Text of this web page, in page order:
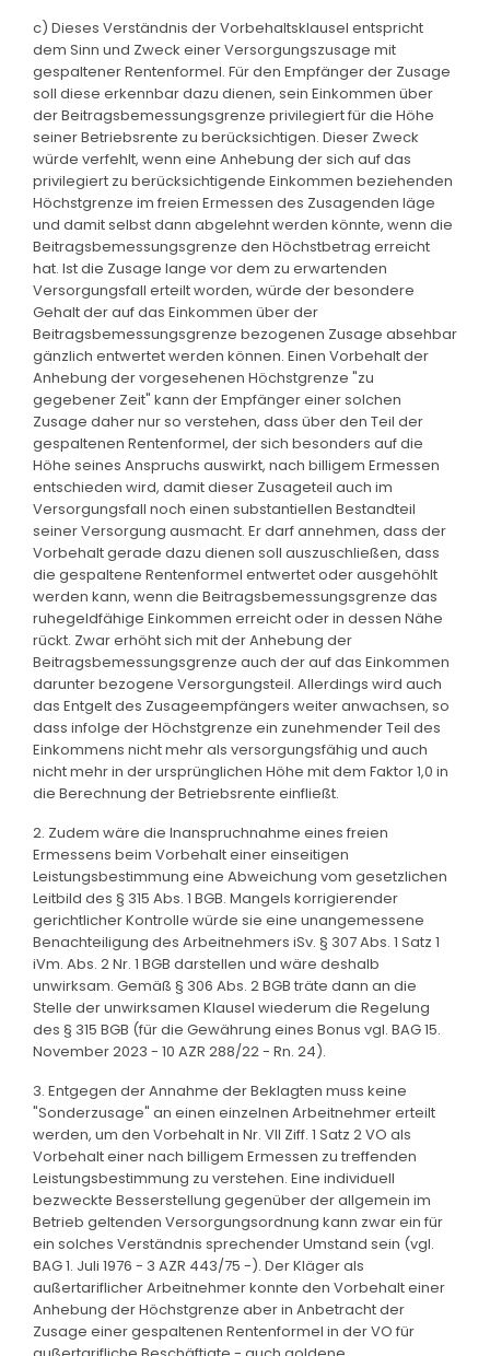
c) Dieses Verständnis der Vorbehaltsklausel entspricht
dem Sinn und Zweck einer Versorgungszusage mit
gespaltener Rentenformel. Für den Empfänger der Zusage
soll diese erkennbar dazu dienen, sein Einkommen über
der Beitragsbemessungsgrenze privilegiert für die Höhe
seiner Betriebsrente zu berücksichtigen. Dieser Zweck
würde verfehlt, wenn eine Anhebung der sich auf das
privilegiert zu berücksichtigende Einkommen beziehenden
Höchstgrenze im freien Ermessen des Zusagenden läge
und damit selbst dann abgelehnt werden könnte, wenn die
Beitragsbemessungsgrenze den Höchstbetrag erreicht
hat. Ist die Zusage lange vor dem zu erwartenden
Versorgungsfall erteilt worden, würde der besondere
Gehalt der auf das Einkommen über der
Beitragsbemessungsgrenze bezogenen Zusage absehbar
gänzlich entwertet werden können. Einen Vorbehalt der
Anhebung der vorgesehenen Höchstgrenze "zu
gegebener Zeit" kann der Empfänger einer solchen
Zusage daher nur so verstehen, dass über den Teil der
gespaltenen Rentenformel, der sich besonders auf die
Höhe seines Anspruchs auswirkt, nach billigem Ermessen
entschieden wird, damit dieser Zusageteil auch im
Versorgungsfall noch einen substantiellen Bestandteil
seiner Versorgung ausmacht. Er darf annehmen, dass der
Vorbehalt gerade dazu dienen soll auszuschließen, dass
die gespaltene Rentenformel entwertet oder ausgehöhlt
werden kann, wenn die Beitragsbemessungsgrenze das
ruhegeldfähige Einkommen erreicht oder in dessen Nähe
rückt. Zwar erhöht sich mit der Anhebung der
Beitragsbemessungsgrenze auch der auf das Einkommen
darunter bezogene Versorgungsteil. Allerdings wird auch
das Entgelt des Zusageempfängers weiter anwachsen, so
dass infolge der Höchstgrenze ein zunehmender Teil des
Einkommens nicht mehr als versorgungsfähig und auch
nicht mehr in der ursprünglichen Höhe mit dem Faktor 1,0 in
die Berechnung der Betriebsrente einfließt.
2. Zudem wäre die Inanspruchnahme eines freien
Ermessens beim Vorbehalt einer einseitigen
Leistungsbestimmung eine Abweichung vom gesetzlichen
Leitbild des § 315 Abs. 1 BGB. Mangels korrigierender
gerichtlicher Kontrolle würde sie eine unangemessene
Benachteiligung des Arbeitnehmers iSv. § 307 Abs. 1 Satz 1
iVm. Abs. 2 Nr. 1 BGB darstellen und wäre deshalb
unwirksam. Gemäß § 306 Abs. 2 BGB träte dann an die
Stelle der unwirksamen Klausel wiederum die Regelung
des § 315 BGB (für die Gewährung eines Bonus vgl. BAG 15.
November 2023 - 10 AZR 288/22 - Rn. 24).
3. Entgegen der Annahme der Beklagten muss keine
"Sonderzusage" an einen einzelnen Arbeitnehmer erteilt
werden, um den Vorbehalt in Nr. VII Ziff. 1 Satz 2 VO als
Vorbehalt einer nach billigem Ermessen zu treffenden
Leistungsbestimmung zu verstehen. Eine individuell
bezweckte Besserstellung gegenüber der allgemein im
Betrieb geltenden Versorgungsordnung kann zwar ein für
ein solches Verständnis sprechender Umstand sein (vgl.
BAG 1. Juli 1976 - 3 AZR 443/75 -). Der Kläger als
außertariflicher Arbeitnehmer konnte den Vorbehalt einer
Anhebung der Höchstgrenze aber in Anbetracht der
Zusage einer gespaltenen Rentenformel in der VO für